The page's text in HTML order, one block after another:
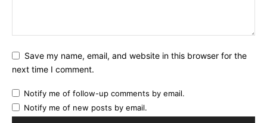
Save my name, email, and website in this browser for the
next time I comment.
Notify me of follow-up comments by email.
Notify me of new posts by email.